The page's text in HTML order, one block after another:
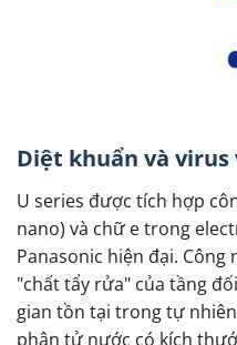
Diệt khuẩn và
U series được tích hợp
nano) và chữ e trong
Panasonic hiện đại.
"chất tẩy rửa" của tầng
gian tồn tại trong tự
phân tử nước có kích